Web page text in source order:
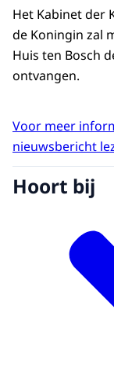
Het Kabinet der
de Koningin zal
Huis ten Bosch
ontvangen.
Voor meer
nieuwsbericht
Hoort bij